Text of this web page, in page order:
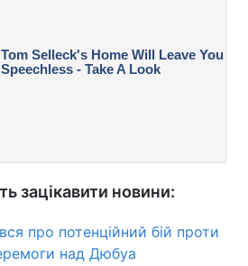
зацікавити новини:
про потенційний бій проти
над Дюбуа